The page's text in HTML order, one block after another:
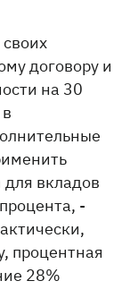
договору и
на 30
вкладов
-
процентная
28%